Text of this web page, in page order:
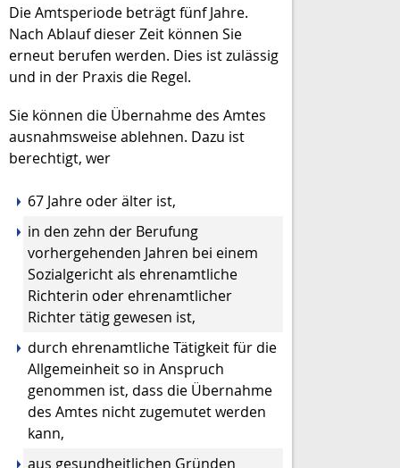
Die Amtsperiode beträgt fünf Jahre.
Nach Ablauf dieser Zeit können Sie
erneut berufen werden. Dies ist zulässig
und in der Praxis die Regel.
Sie können die Übernahme des Amtes
ausnahmsweise ablehnen. Dazu ist
berechtigt, wer
67 Jahre oder älter ist,
in den zehn der Berufung
vorhergehenden Jahren bei einem
Sozialgerichtals ehrenamtliche
Richterin oder ehrenamtlicher
Richter tätig gewesen ist,
durch ehrenamtliche Tätigkeit für die
Allgemeinheit so in Anspruch
genommen ist, dass die Übernahme
des Amtes nicht zugemutet werden
kann,
aus gesundheitlichen Gründen